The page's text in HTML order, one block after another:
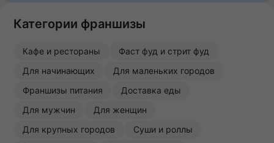
Категории франшизы
Кафе и рестораны
Фаст фуд и стрит фуд
Для начинающих
Для маленьких городов
Франшизы питания
Доставка еды
Для мужчин
Для женщин
Для крупных городов
Суши и роллы